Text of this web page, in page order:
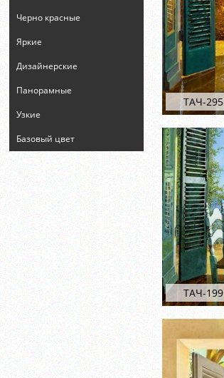
Черно красные
Яркие
Дизайнерские
Панорамные
Узкие
Базовый цвет
ТАЧ-295
ТАЧ-199